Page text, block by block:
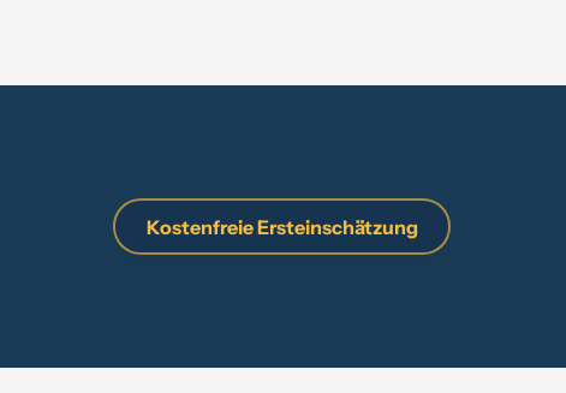
Kostenfreie Ersteinschätzung